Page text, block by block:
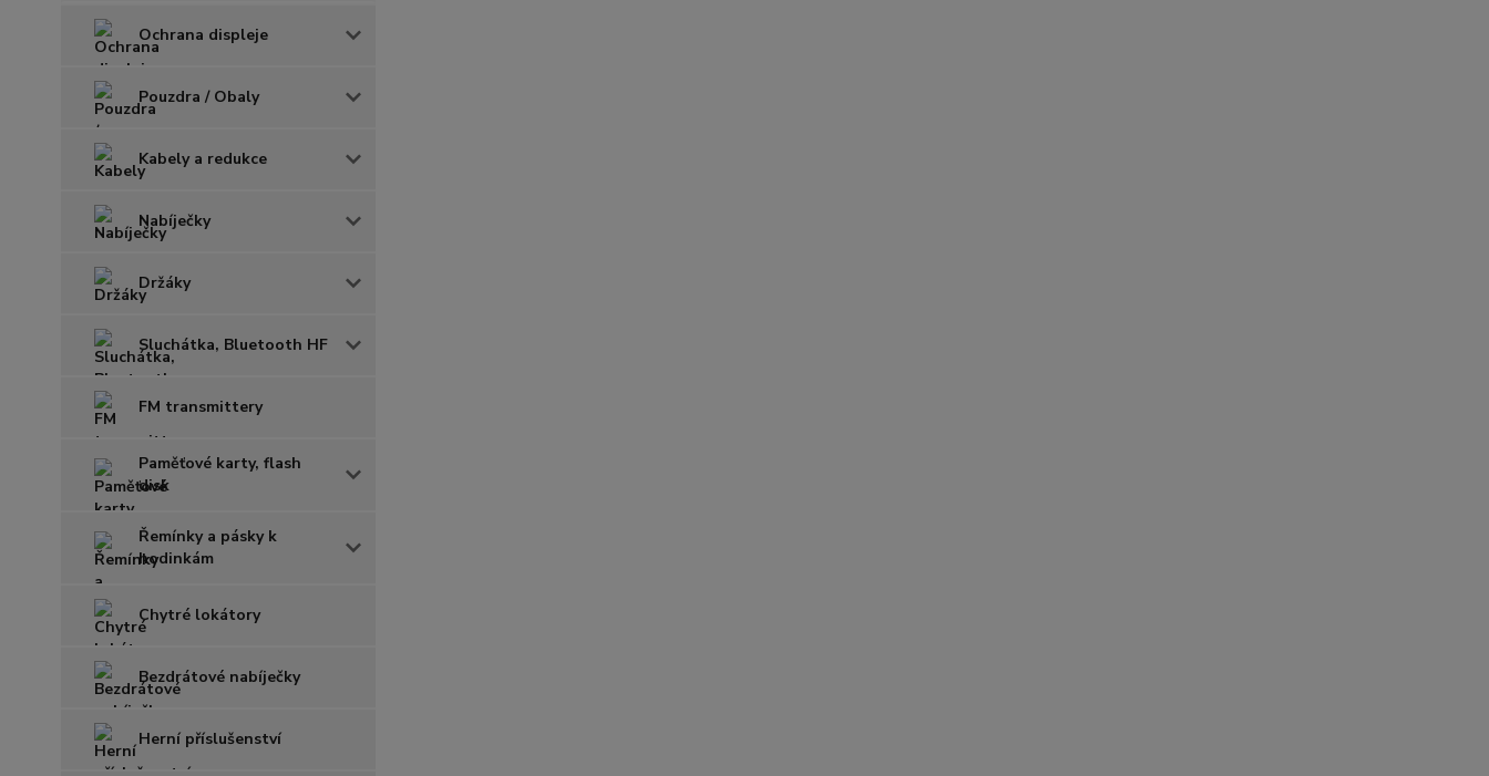
Ochrana displeje
Pouzdra / Obaly
Kabely a redukce
Nabíječky
Držáky
Sluchátka, Bluetooth HF
FM transmittery
Paměťové karty, flash
disk
Řemínky a pásky k
hodinkám
Chytré lokátory
Bezdrátové nabíječky
Herní příslušenství